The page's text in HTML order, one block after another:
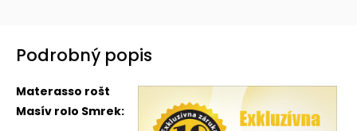
Podrobný popis
Materasso rošt
Masív rolo Smrek: